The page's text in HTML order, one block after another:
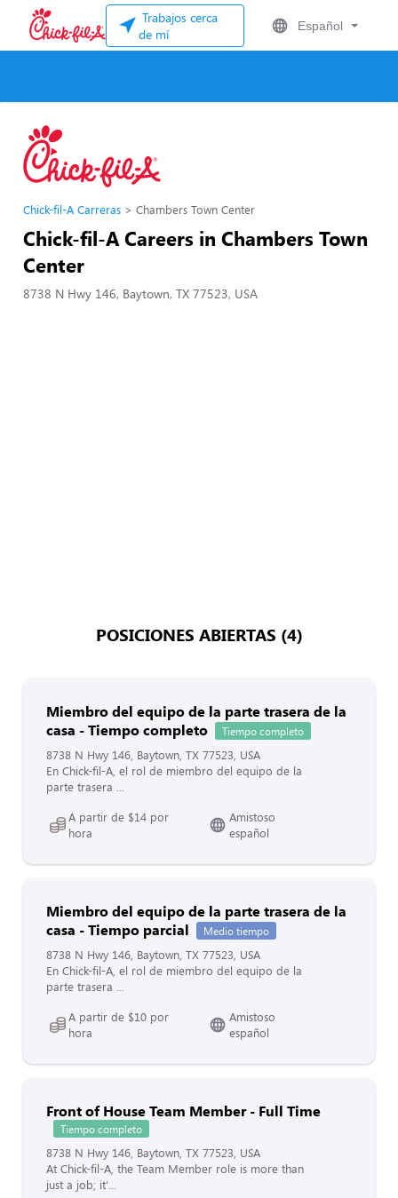
Trabajos cerca
de mí
Español
Chick-fil-A Carreras Chambers Town Center
Chick-fil-A Careers in Chambers Town
Center
8738 N Hwy 146, Baytown, TX 77523, USA
POSICIONES ABIERTAS (4)
Miembro del equipo de la parte trasera de la
casa - Tiempo completo
Tiempo completo
8738 N Hwy 146, Baytown, TX 77523, USA
En Chick-fil-A, el rol de miembro del equipo de la
parte trasera ...
A partir de $14 por
hora
Amistoso
español
Miembro del equipo de la parte trasera de la
casa - Tiempo parcial
Medio tiempo
8738 N Hwy 146, Baytown, TX 77523, USA
En Chick-fil-A, el rol de miembro del equipo de la
parte trasera ...
A partir de $10 por
hora
Amistoso
español
Front of House Team Member - Full Time
Tiempo completo
8738 N Hwy 146, Baytown, TX 77523, USA
At Chick-fil-A, the Team Member role is more than
just a job; it'...